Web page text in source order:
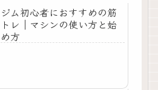
ジム初心者におすすめの筋
トレ｜マシンの使い方と始
め方